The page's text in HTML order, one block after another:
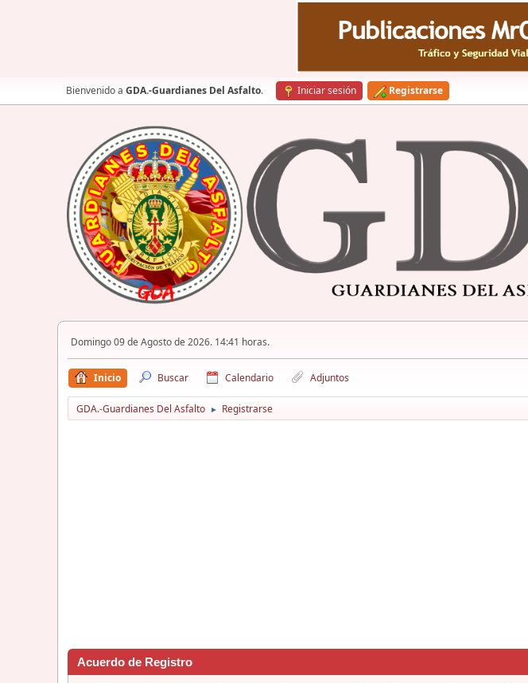
Bienvenido a GDA.-Guardianes Del Asfalto. Iniciar sesión Registrarse
Domingo 09 de Agosto de 2026. 14:41 horas.
Inicio Buscar Calendario Adjuntos
GDA.-Guardianes Del Asfalto ► Registrarse
Acuerdo de Registro